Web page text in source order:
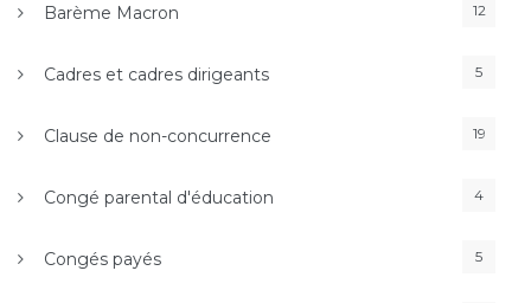
Barème Macron 12
Cadres et cadres dirigeants 5
Clause de non-concurrence 19
Congé parental d'éducation 4
Congés payés 5